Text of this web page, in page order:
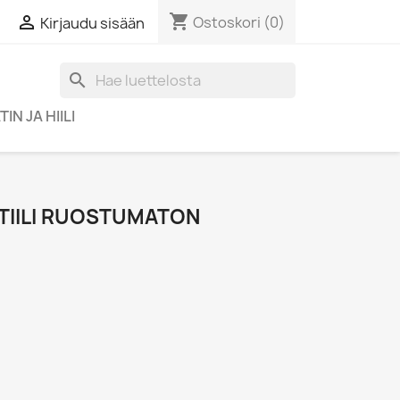
 Kirjaudu sisään shopping_cart Ostoskori (0)
search
JA HIILI
RUOSTUMATON